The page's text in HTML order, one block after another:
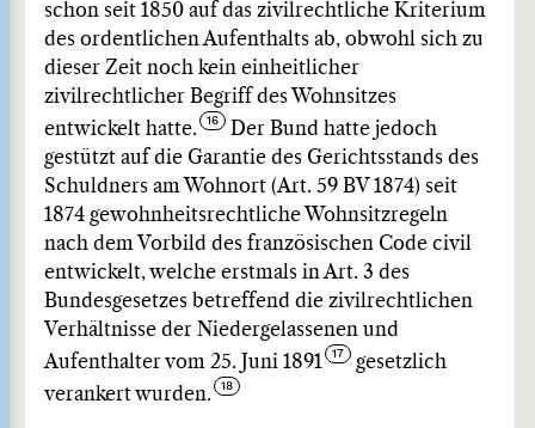
schon seit 1850 auf das zivilrechtliche Kriterium
des ordentlichen Aufenthalts ab, obwohl sich zu
dieser Zeit noch kein einheitlicher
zivilrechtlicher Begriff des Wohnsitzes
entwickelt hatte.
Der Bund hatte jedoch
gestützt auf die Garantie des Gerichtsstands des
Schuldners am Wohnort (Art. 59 BV 1874) seit
1874 gewohnheitsrechtliche Wohnsitzregeln
nach dem Vorbild des französischen Code civil
entwickelt, welche erstmals in Art. 3 des
Bundesgesetzes betreffend die zivilrechtlichen
Verhältnisse der Niedergelassenen und
Aufenthalter vom 25. Juni 1891
gesetzlich
verankert wurden.